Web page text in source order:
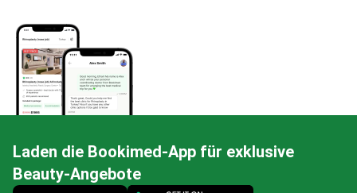
Laden die Bookimed-App für exklusive
Beauty-Angebote